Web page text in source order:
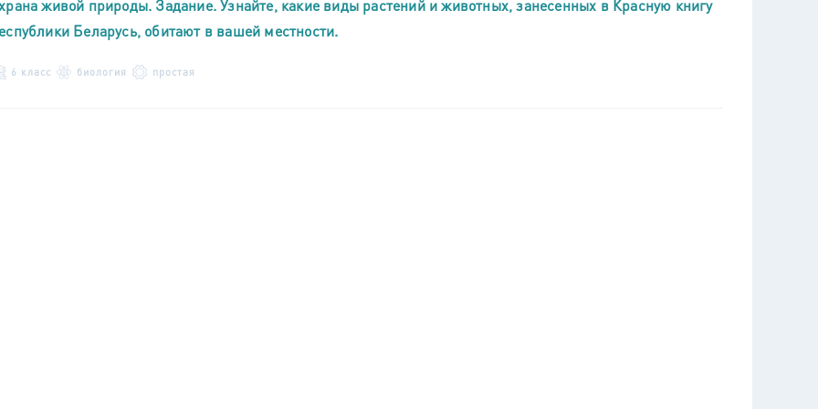
живой природы. Задание. Узнайте, какие виды растений и животных, занесенных в Красную книгу
Беларусь, обитают в вашей местности.
6 класс биология простая